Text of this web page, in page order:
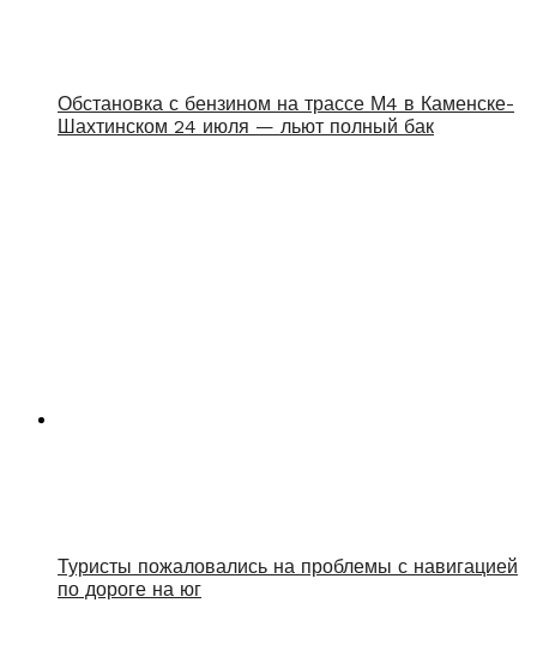
Обстановка с бензином на трассе М4 в Каменске-
Шахтинском 24 июля — льют полный бак
Туристы пожаловались на проблемы с навигацией
по дороге на юг